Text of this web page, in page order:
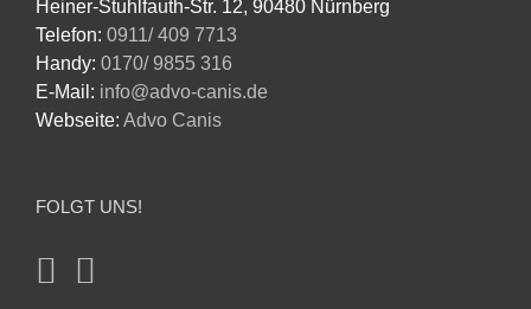
Heiner-Stuhlfauth-Str. 12, 90480 Nürnberg
Telefon: 0911/ 409 7713
Handy: 0170/ 9855 316
E-Mail: info@advo-canis.de
Webseite: Advo Canis
FOLGT UNS!